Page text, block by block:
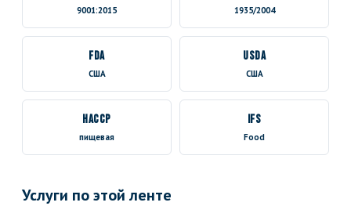
9001:2015 1935/2004
FDA
США
USDA
США
HACCP
пищевая
IFS
Food
Услуги по этой ленте